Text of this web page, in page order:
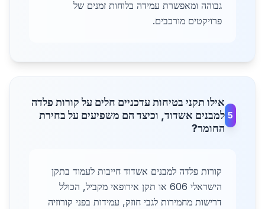
גבוהה ומאפשרת עמידה בלוחות זמנים של
פרויקטים מורכבים.
5
אילו תקני בטיחות עדכניים חלים על קורות פלדה
למבנים אשדוד, וכיצד הם משפיעים על בחירת
החומר?
קורות פלדה למבנים אשדוד חייבות לעמוד בתקן
הישראלי 606 או תקן אירופאי מקביל, הכולל
דרישות מחמירות לגבי חוזק, עמידות בפני קורוזיה